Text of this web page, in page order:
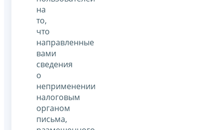
на
то,
что
направленные
вами
сведения
о
неприменении
налоговым
органом
письма,